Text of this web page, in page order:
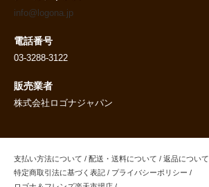
info@logona.jp
電話番号
03-3288-3122
販売業者
株式会社ロゴナジャパン
支払い方法について / 配送・送料について / 返品について
特定商取引法に基づく表記 / プライバシーポリシー /